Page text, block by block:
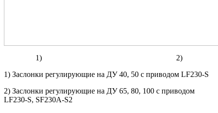
1) 2)
1) Заслонки регулирующие на ДУ 40, 50 с приводом LF230-S
2) Заслонки регулирующие на ДУ 65, 80, 100 с приводом
LF230-S, SF230A-S2